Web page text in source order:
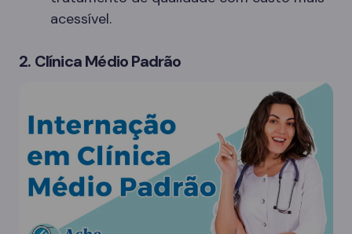
acessível.
2. Clínica Médio Padrão